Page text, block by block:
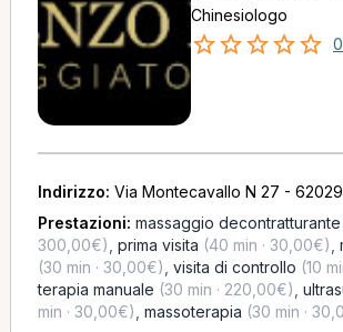
Chinesiologo
Indirizzo: Via Montecavallo N 27 -
Prestazioni: massaggio decontratturante
300,00€) prima visita (40 min · 30,00€)
(30 min · 30,00€) visita di controllo (10
terapia manuale (30 min · 220,00€)
min · 30,00€) massoterapia (30 min ·